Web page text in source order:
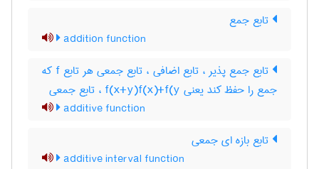
تابع جمع
addition function
تابع جمع پذیر ، تابع اضافی ، تابع جمعی هر تابع f که
جمع را حفظ کند یعنی f(x+y)f(x)+f(y ، تابع جمعی
additive function
تابع بازه ای جمعی
additive interval function